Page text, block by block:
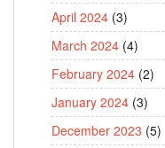
April 2024 (3)
March 2024 (4)
February 2024 (2)
January 2024 (3)
December 2023 (5)